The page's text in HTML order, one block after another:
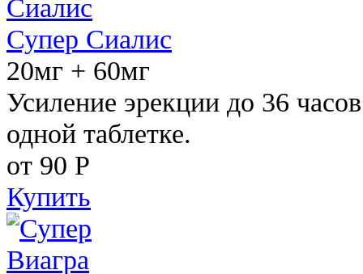
Супер Сиалис
20мг + 60мг
Усиление эрекции до 36
одной таблетке.
от 90 Р
Купить